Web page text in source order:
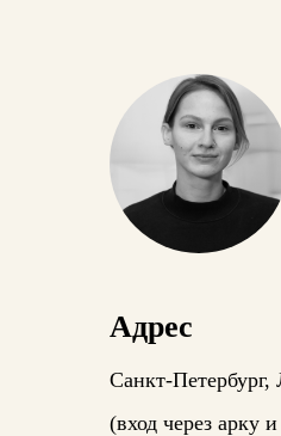
Адрес
Санкт-
(вход через арку